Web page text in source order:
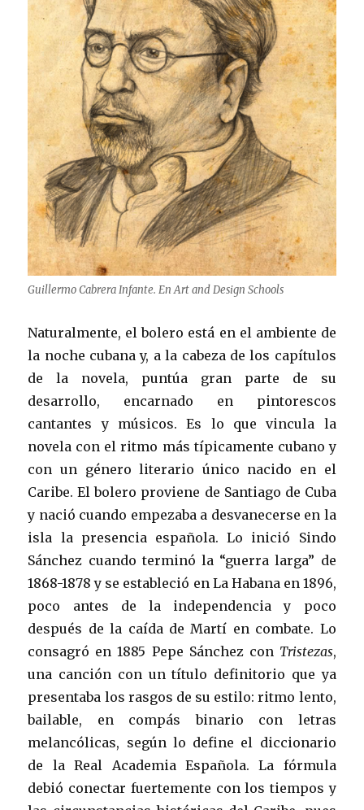
Guillermo Cabrera Infante. En Art and Design Schools
Naturalmente, el bolero está en el ambiente de
la noche cubana y, a la cabeza de los capítulos
de la novela, puntúa gran parte de su
desarrollo, encarnado en pintorescos
cantantes y músicos. Es lo que vincula la
novela con el ritmo más típicamente cubano y
con un género literario único nacido en el
Caribe. El bolero proviene de Santiago de Cuba
y nació cuando empezaba a desvanecerse en la
isla la presencia española. Lo inició Sindo
Sánchez cuando terminó la “guerra larga” de
1868-1878 y se estableció en La Habana en 1896,
poco antes de la independencia y poco
después de la caída de Martí en combate. Lo
consagró en 1885 Pepe Sánchez con Tristezas,
una canción con un título definitorio que ya
presentaba los rasgos de su estilo: ritmo lento,
bailable, en compás binario con letras
melancólicas, según lo define el diccionario
de la Real Academia Española. La fórmula
debió conectar fuertemente con los tiempos y